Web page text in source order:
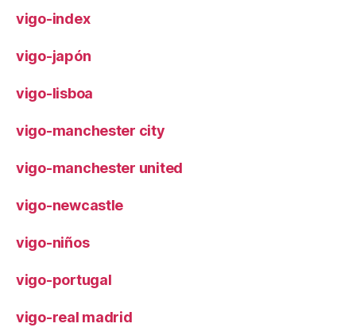
vigo-index
vigo-japón
vigo-lisboa
vigo-manchester city
vigo-manchester united
vigo-newcastle
vigo-niños
vigo-portugal
vigo-real madrid